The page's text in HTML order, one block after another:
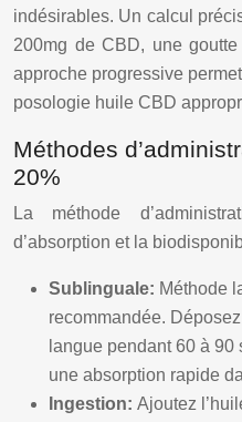
indésirables. Un calcul
200mg de CBD, une
approche progressive
posologie huile CBD
Méthodes
20%
La méthode
d’absorption et la
Sublinguale: Méthode
recommandée.
langue pendant 60 à 90
une absorption rapide
Ingestion: Ajoutez